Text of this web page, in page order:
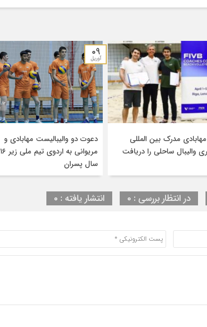
مدرک بین المللی
والیبال ساحلی را دریافت
09
آوریل
دعوت دو والیبالیست مهابادی و
مریوانی به اردوی تیم ملی زیر ۱۶
سال پسران
در انتظار بررسی : 0 انتشار یافته : 0